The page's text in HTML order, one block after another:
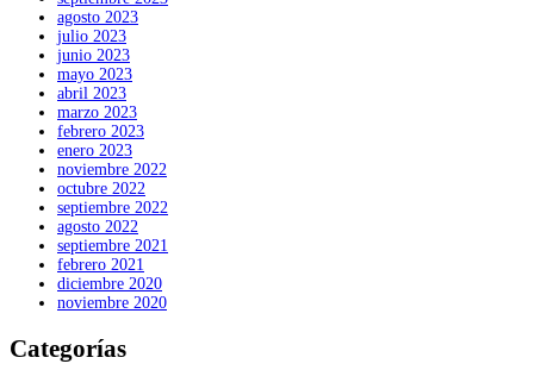
agosto 2023
julio 2023
junio 2023
mayo 2023
abril 2023
marzo 2023
febrero 2023
enero 2023
noviembre 2022
octubre 2022
septiembre 2022
agosto 2022
septiembre 2021
febrero 2021
diciembre 2020
noviembre 2020
Categorías